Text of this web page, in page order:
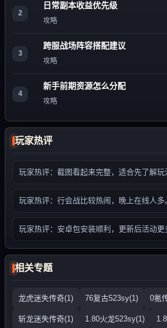
2
日常副本收益优先级
攻略
3
跨服战场阵容搭配建议
攻略
4
新手前期资源怎么分配
攻略
玩家热评
玩家热评：截图看起来完整，适合先了解玩
玩家热评：行会战比较热闹，晚上在线人多
玩家热评：安卓包安装顺利，更新后活动更
相关专题
龙虎迷失传奇(1) 76复古523sy(1) 0氪
斩龙迷失传奇(1) 1.80火龙523sy(1)